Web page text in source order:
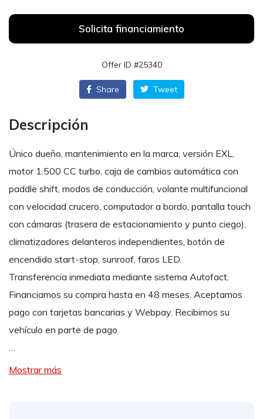
Solicita financiamiento
Offer ID #25340
Share Tweet
Descripción
Único dueño, mantenimiento en la marca, versión EXL,
motor 1.500 CC turbo, caja de cambios automática con
paddle shift, modos de conducción, volante multifuncional
con velocidad crucero, computador a bordo, pantalla touch
con cámaras (trasera de estacionamiento y punto ciego),
climatizadores delanteros independientes, botón de
encendido start-stop, sunroof, faros LED.
Transferencia inmediata mediante sistema Autofact.
Financiamos su compra hasta en 48 meses. Aceptamos
pago con tarjetas bancarias y Webpay. Recibimos su
vehículo en parte de pago.
…
Mostrar más